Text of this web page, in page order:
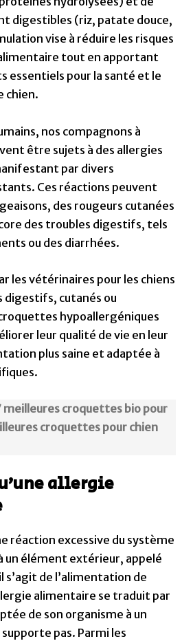
digestibles (riz, patate douce,
vise à réduire les risques
tout en apportant
essentiels pour la santé et le
chien.
nos compagnons à
être sujets à des allergies
par divers
Ces réactions peuvent
des rougeurs cutanées
des troubles digestifs, tels
ou des diarrhées.
les vétérinaires pour les chiens
digestifs, cutanés ou
hypoallergéniques
leur qualité de vie en leur
plus saine et adaptée à
meilleures croquettes bio pour
croquettes pour chien
allergie
réaction excessive du système
un élément extérieur, appelé
s’agit de l’alimentation de
alimentaire se traduit par
de son organisme à un
pas. Parmi les